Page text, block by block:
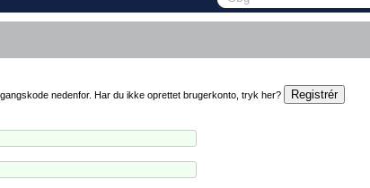
nedenfor. Har du ikke oprettet brugerkonto, tryk her?